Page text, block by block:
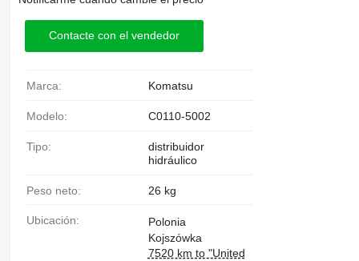
Contacte con el vendedor
Marca: Komatsu
Modelo: C0110-5002
Tipo:
distribuidor
hidráulico
Peso neto: 26 kg
Ubicación:
Polonia
Kojszówka
7520 km to "United